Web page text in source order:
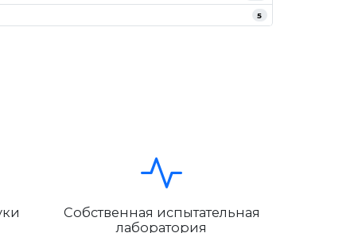
5
Собственная испытательная
лаборатория